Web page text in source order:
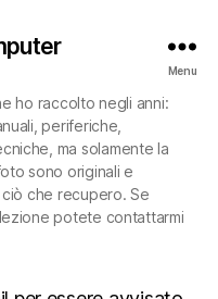
Menu
ho raccolto negli anni:
periferiche,
ma solamente la
sono originali e
che recupero. Se
potete contattarmi